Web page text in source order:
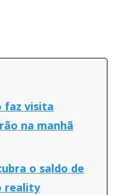
faz visita
na manhã
o saldo de
reality